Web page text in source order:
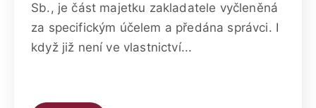
Sb., je část majetku zakladatele vyčleněná
za specifickým účelem a předána správci. I
když již není ve vlastnictví...